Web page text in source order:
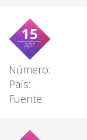
15
apr
Número:
País:
Fuente: